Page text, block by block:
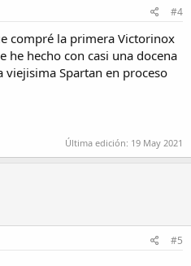
#4
compré la primera Victorinox
he hecho con casi una docena
Spartan en proceso
Última edición: 19 May 2021
#5